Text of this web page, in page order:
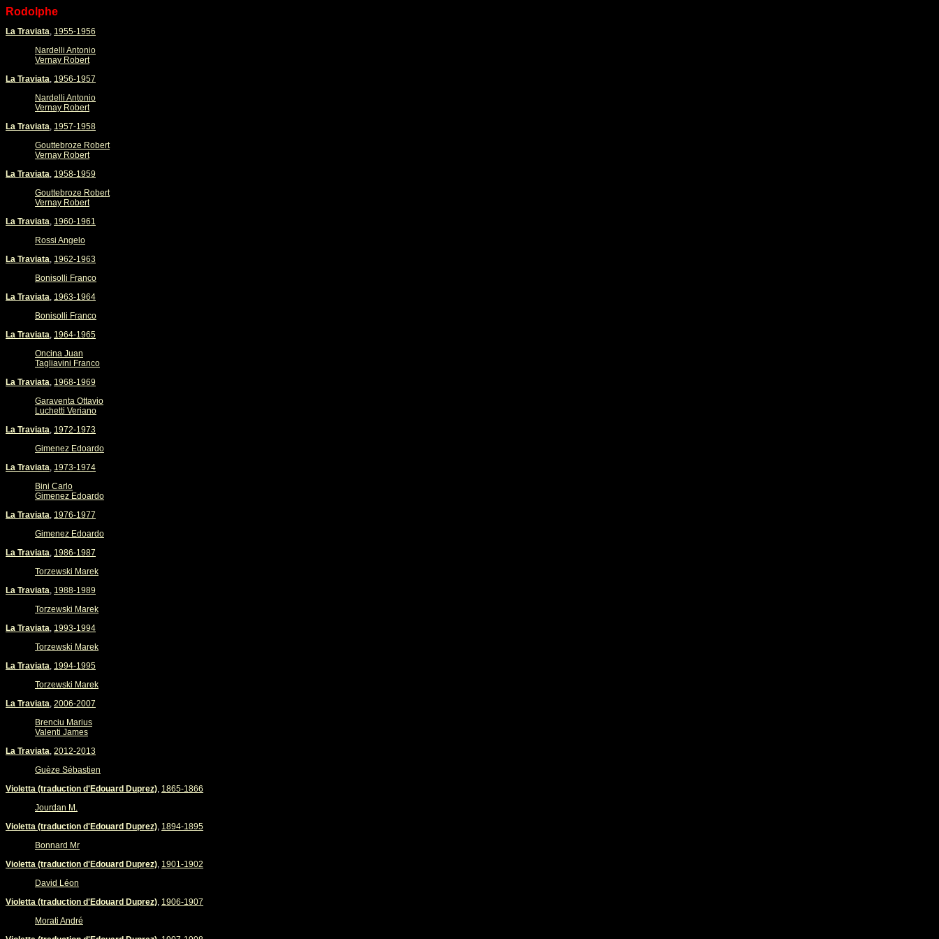
Rodolphe
La Traviata, 1955-1956
Nardelli Antonio
Vernay Robert
La Traviata, 1956-1957
Nardelli Antonio
Vernay Robert
La Traviata, 1957-1958
Gouttebroze Robert
Vernay Robert
La Traviata, 1958-1959
Gouttebroze Robert
Vernay Robert
La Traviata, 1960-1961
Rossi Angelo
La Traviata, 1962-1963
Bonisolli Franco
La Traviata, 1963-1964
Bonisolli Franco
La Traviata, 1964-1965
Oncina Juan
Tagliavini Franco
La Traviata, 1968-1969
Garaventa Ottavio
Luchetti Veriano
La Traviata, 1972-1973
Gimenez Edoardo
La Traviata, 1973-1974
Bini Carlo
Gimenez Edoardo
La Traviata, 1976-1977
Gimenez Edoardo
La Traviata, 1986-1987
Torzewski Marek
La Traviata, 1988-1989
Torzewski Marek
La Traviata, 1993-1994
Torzewski Marek
La Traviata, 1994-1995
Torzewski Marek
La Traviata, 2006-2007
Brenciu Marius
Valenti James
La Traviata, 2012-2013
Guèze Sébastien
Violetta (traduction d'Edouard Duprez), 1865-1866
Jourdan M.
Violetta (traduction d'Edouard Duprez), 1894-1895
Bonnard Mr
Violetta (traduction d'Edouard Duprez), 1901-1902
David Léon
Violetta (traduction d'Edouard Duprez), 1906-1907
Morati André